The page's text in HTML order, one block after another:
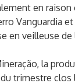
en raison
Vanguardia
en veilleuse de
la
trimestre clos